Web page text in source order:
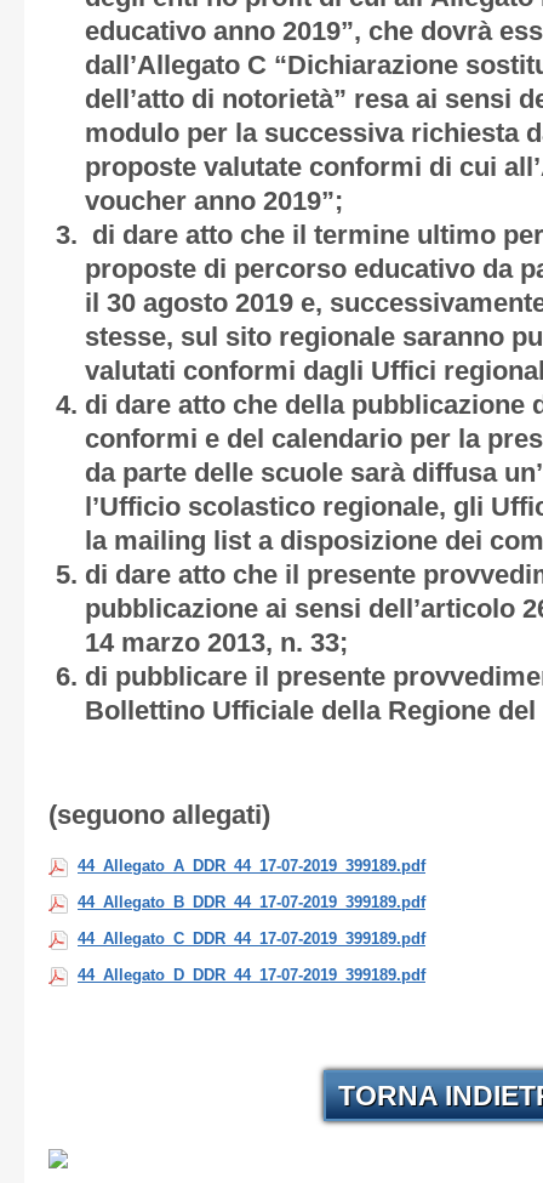
educativo anno 2019”, che dovrà
dall’Allegato C “Dichiarazione
dell’atto di notorietà” resa ai sensi
modulo per la successiva richiesta
proposte valutate conformi di cui all’
voucher anno 2019”;
di dare atto che il termine ultimo
proposte di percorso educativo da
il 30 agosto 2019 e,
stesse, sul sito regionale saranno
valutati conformi dagli Uffici
di dare atto che della pubblicazione
conformi e del calendario per la
da parte delle scuole sarà diffusa
l’Ufficio scolastico regionale, gli
la mailing list a disposizione dei
di dare atto che il presente
pubblicazione ai sensi dell’articolo
14 marzo 2013, n. 33;
di pubblicare il presente
Bollettino Ufficiale della Regione del
(seguono allegati)
44_Allegato_A_DDR_44_17-07-2019_399189.pdf
44_Allegato_B_DDR_44_17-07-2019_399189.pdf
44_Allegato_C_DDR_44_17-07-2019_399189.pdf
44_Allegato_D_DDR_44_17-07-2019_399189.pdf
TORNA